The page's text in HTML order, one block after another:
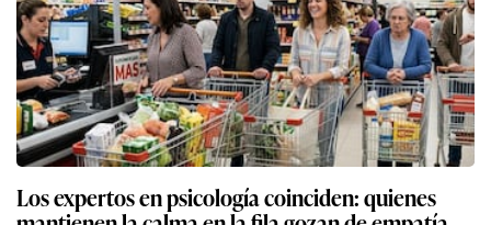
Los expertos en psicología coinciden: quienes